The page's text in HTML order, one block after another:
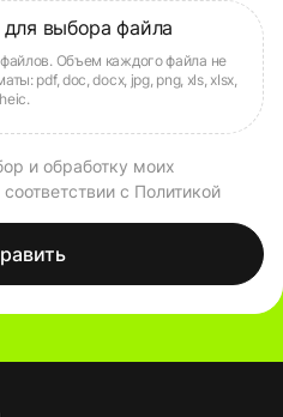
и обработку моих
с Политикой